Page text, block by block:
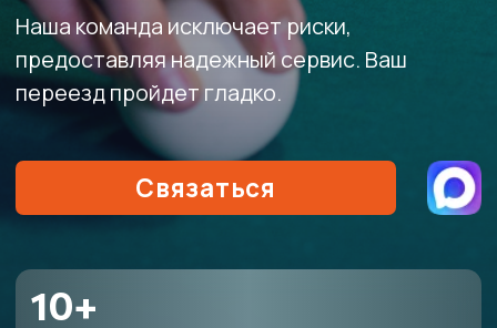
лет безпрерывной работы с фере
грузоперевозок
время подачи машины
10+